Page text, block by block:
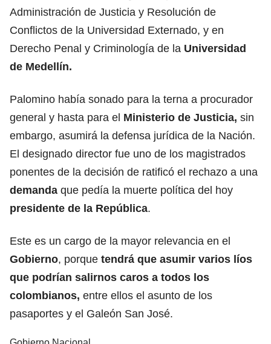
Administración de Justicia y Resolución de
Conflictos de la Universidad Externado, y en
Derecho Penal y Criminología de la Universidad
de Medellín.
Palomino había sonado para la terna a procurador
general y hasta para el Ministerio de Justicia, sin
embargo, asumirá la defensa jurídica de la Nación.
El designado director fue uno de los magistrados
ponentes de la decisión de ratificó el rechazo a una
demanda que pedía la muerte política del hoy
presidente de la República.
Este es un cargo de la mayor relevancia en el
Gobierno, porque tendrá que asumir varios líos
que podrían salirnos caros a todos los
colombianos, entre ellos el asunto de los
pasaportes y el Galeón San José.